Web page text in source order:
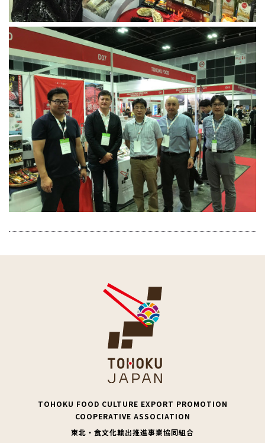
TOHOKU FOOD CULTURE EXPORT PROMOTION
COOPERATIVE ASSOCIATION
東北・食文化輸出推進事業協同組合